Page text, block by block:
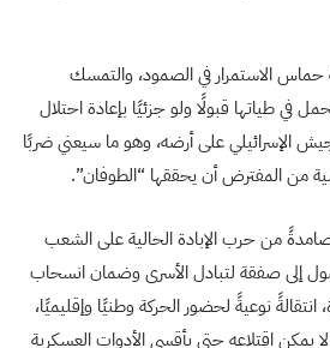
حماس الاستمرار في الصمود، والتمسك
في طياتها قبولًا ولو جزئيًا بإعادة احتلال
الإسرائيلي على أرضه، وهو ما سيعني ضربًا
من المفترض أن يحققها “الطوفان”.
من حرب الإبادة الحالية على الشعب
إلى صفقة لتبادل الأسرى وضمان انسحاب
نوعيةً لحضور الحركة وطنيًا وإقليميًا،
لا يمكن اقتلاعه حتى بأقسى الأدوات العسكرية